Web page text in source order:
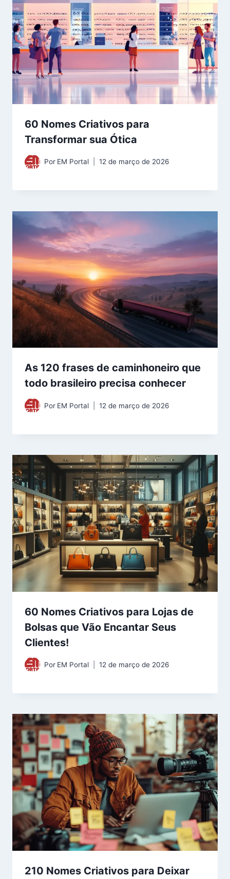
60 Nomes Criativos para
Transformar sua Ótica
Por EM Portal 12 de março de 2026
As 120 frases de caminhoneiro que
todo brasileiro precisa conhecer
Por EM Portal 12 de março de 2026
60 Nomes Criativos para Lojas de
Bolsas que Vão Encantar Seus
Clientes!
Por EM Portal 12 de março de 2026
210 Nomes Criativos para Deixar